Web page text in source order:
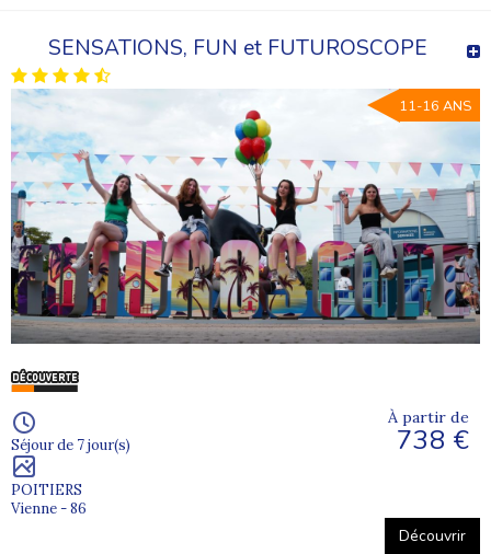
SENSATIONS, FUN et FUTUROSCOPE
11-16 ANS
Séjour de 7 jour(s)
POITIERS
Vienne - 86
À partir de
738 €
Découvrir